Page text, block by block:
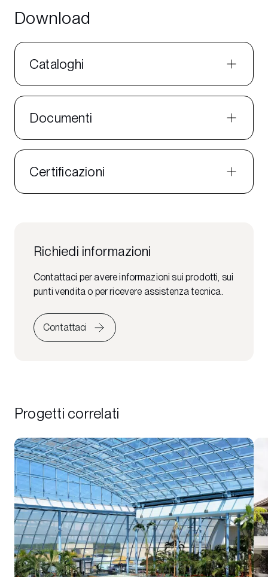
Download
Cataloghi
Documenti
Certificazioni
Richiedi informazioni
Contattaci per avere informazioni sui prodotti, sui
punti vendita o per ricevere assistenza tecnica.
Contattaci
Progetti correlati